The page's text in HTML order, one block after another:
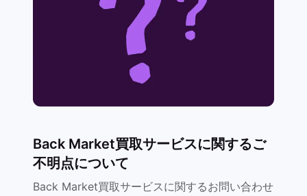
Back Market買取サービスに関するご
不明点について
Back Market買取サービスに関するお問い合わせ